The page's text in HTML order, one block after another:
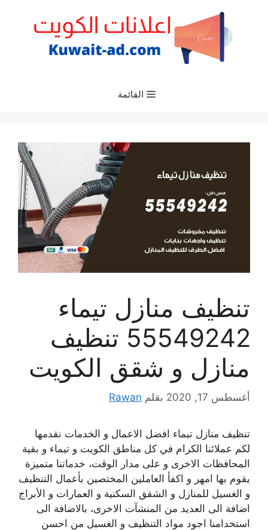
القائمة
تنظيف منازل تيماء
55549242 تنظيف
منازل و شقق الكويت
أغسطس 17, 2020 بقلم Rawan
تنظيف منازل تيماء افضل الاعمال و الخدمات نقدمها
لكم عملائنا الكرام في كل مناطق الكويت و تيماء و بقية
المحافظات الاخرى و على مدار الوقت، خدماتنا متميزة
يقوم بها امهر و اكفأ العاملين المختصين بأعمال التنظيف
و الغسيل للمنازل و الشقق السكنية و العمارات و الأبراج
اضافة الى العديد من المنشآت الاخرى، بالاضافة الى
استخدامنا اجود مواد التنظيف و الغسيل من احسن